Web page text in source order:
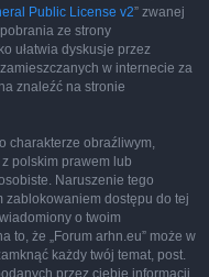
Public License v2” zwanej
ze strony
ułatwia dyskusje przez
w internecie za
znaleźć na stronie
charakterze obraźliwym,
polskim prawem lub
Naruszenie tego
zablokowaniem dostępu do tej
o twoim
to, że „Forum arhn.eu” może w
każdy twój temat, post.
przez ciebie informacji